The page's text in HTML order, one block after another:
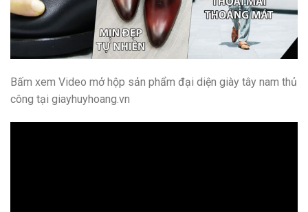
Bấm xem Video mở hộp sản phẩm đại diện giày tây nam thủ
công tại giayhuyhoang.vn